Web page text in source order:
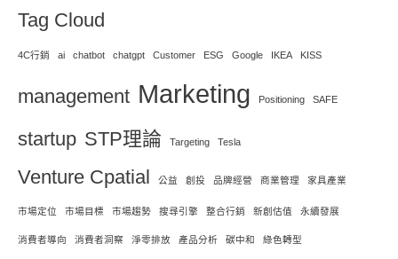
Tag Cloud
4C行銷 ai chatbot chatgpt Customer ESG Google IKEA KISS
management Marketing Positioning SAFE
startup STP理論 Targeting Tesla
Venture Cpatial 公益 創投 品牌經營 商業管理 家具產業
市場定位 市場目標 市場趨勢 搜尋引擎 整合行銷 新創估值 永續發展
消費者導向 消費者洞察 淨零排放 產品分析 碳中和 綠色轉型